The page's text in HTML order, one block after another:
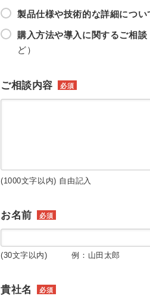
製品仕様や技術的な詳細につい
購入方法や導入に関するご相談
ど）
ご相談内容 必須
(1000文字以内) 自由記入
お名前 必須
(30文字以内) 例：山田太郎
貴社名 必須